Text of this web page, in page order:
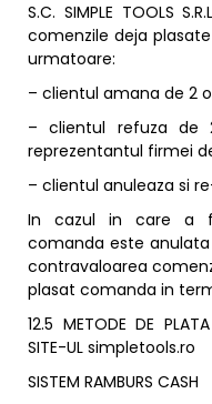
S.C. SIMPLE TOOLS
comenzile deja
urmatoare:
– clientul amana de 2
– clientul refuza de
reprezentantul firmei
– clientul anuleaza si
In cazul in care a
comanda este anulata
contravaloarea
plasat comanda in
12.5 METODE DE
SITE-UL simpletools.ro
SISTEM RAMBURS CASH